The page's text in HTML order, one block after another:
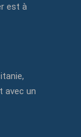
est à
avec un